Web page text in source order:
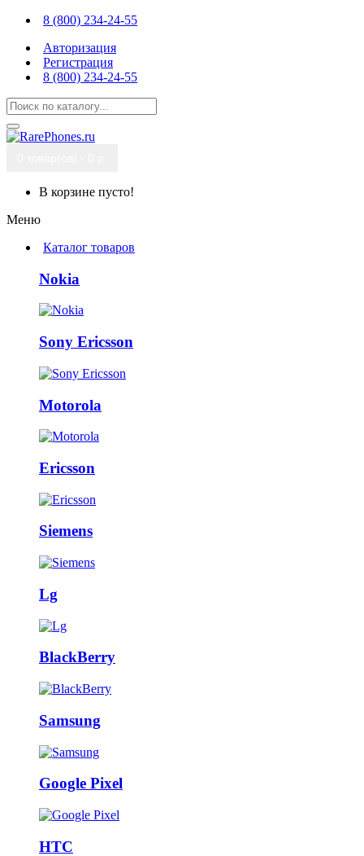
8 (800) 234-24-55
Авторизация
Регистрация
8 (800) 234-24-55
В корзине пусто!
Меню
Каталог товаров
Nokia
Sony Ericsson
Motorola
Ericsson
Siemens
Lg
BlackBerry
Samsung
Google Pixel
HTC